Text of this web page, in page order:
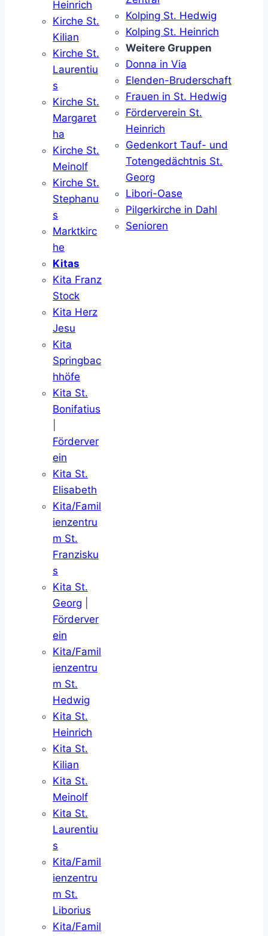
Heinrich
Kirche St.
Kilian
Kirche St.
Laurentiu
s
Kirche St.
Margaret
ha
Kirche St.
Meinolf
Kirche St.
Stephanu
s
Marktkirc
he
Kitas
Kita Franz
Stock
Kita Herz
Jesu
Kita
Springbac
hhöfe
Kita St.
Bonifatius
Förderver
ein
Kita St.
Elisabeth
Kita/Famil
ienzentru
m St.
Franzisku
s
Kita St.
Georg
Förderver
ein
Kita/Famil
ienzentru
m St.
Hedwig
Kita St.
Heinrich
Kita St.
Kilian
Kita St.
Meinolf
Kita St.
Laurentiu
s
Kita/Famil
ienzentru
m St.
Liborius
Kita/Famil
Kolping St. Hedwig
Kolping St. Heinrich
Weitere Gruppen
Donna in Via
Elenden-Bruderschaft
Frauen in St. Hedwig
Förderverein St.
Heinrich
Gedenkort Tauf- und
Totengedächtnis St.
Georg
Libori-Oase
Pilgerkirche in Dahl
Senioren